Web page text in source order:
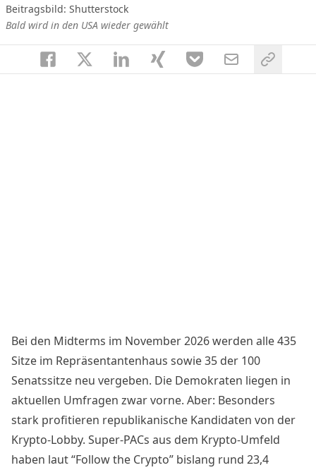
Beitragsbild: Shutterstock
Bald wird in den USA wieder gewählt
Bei den Midterms im November 2026 werden alle 435
Sitze im Repräsentantenhaus sowie 35 der 100
Senatssitze neu vergeben. Die Demokraten liegen in
aktuellen Umfragen zwar vorne. Aber: Besonders
stark profitieren republikanische Kandidaten von der
Krypto-Lobby. Super-PACs aus dem Krypto-Umfeld
haben laut “Follow the Crypto” bislang rund 23,4